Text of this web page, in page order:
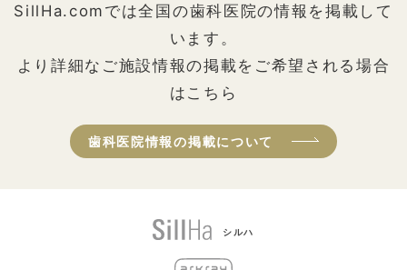
SillHa.comでは全国の歯科医院の情報を掲載して
います。
より詳細なご施設情報の掲載をご希望される場合
はこちら
歯科医院情報の掲載について
シルハ